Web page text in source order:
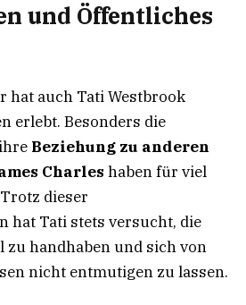
und Öffentliches
hat auch Tati Westbrook
erlebt. Besonders die
Beziehung zu anderen
Charles haben für viel
dieser
hat Tati stets versucht, die
zu handhaben und sich von
nicht entmutigen zu lassen.